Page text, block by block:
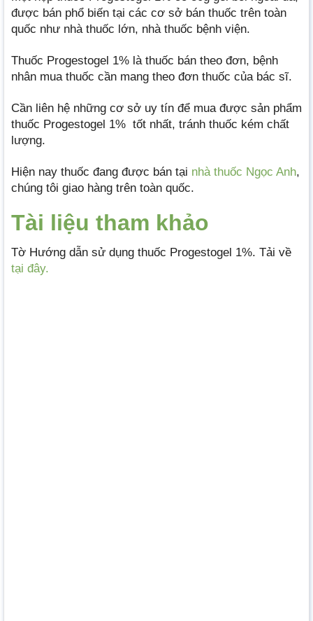
được bán phổ biến tại các cơ sở bán thuốc trên toàn
quốc như nhà thuốc lớn, nhà thuốc bệnh viện.
Thuốc Progestogel 1% là thuốc bán theo đơn, bệnh
nhân mua thuốc cần mang theo đơn thuốc của bác sĩ.
Cần liên hệ những cơ sở uy tín để mua được sản phẩm
thuốc Progestogel 1% tốt nhất, tránh thuốc kém chất
lượng.
Hiện nay thuốc đang được bán tại nhà thuốc Ngọc Anh,
chúng tôi giao hàng trên toàn quốc.
Tài liệu tham khảo
Tờ Hướng dẫn sử dụng thuốc Progestogel 1%. Tải về
tại đây.